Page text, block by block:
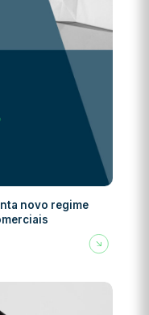
novo regime